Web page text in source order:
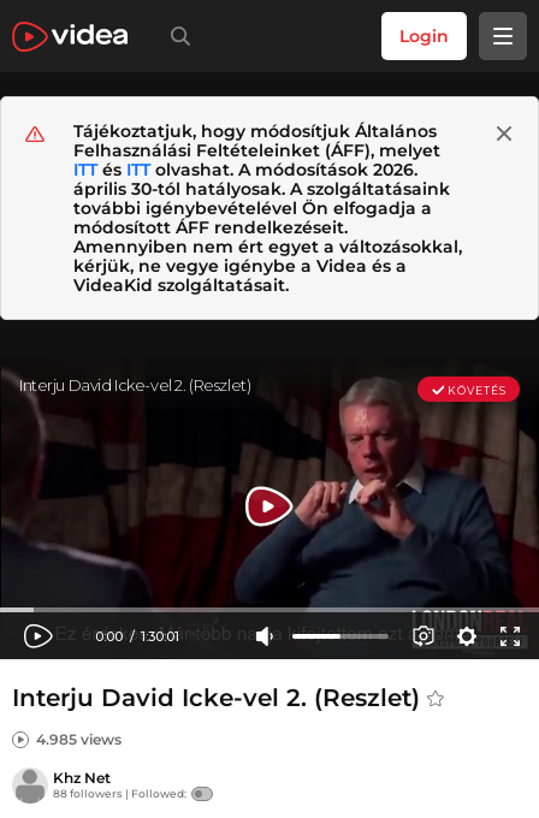
Login
Tájékoztatjuk, hogy módosítjuk Általános
Felhasználási Feltételeinket (ÁFF), melyet
ITTés ITTolvashat. A módosítások 2026.
április 30-tól hatályosak. A szolgáltatásaink
további igénybevételével Ön elfogadja a
módosított ÁFF rendelkezéseit.
Amennyiben nem ért egyet a változásokkal,
kérjük, ne vegye igénybe a Videa és a
VideaKid szolgáltatásait.
Interju David Icke-vel 2. (Reszlet)
4.985 views
Khz Net
88 followers | Followed: